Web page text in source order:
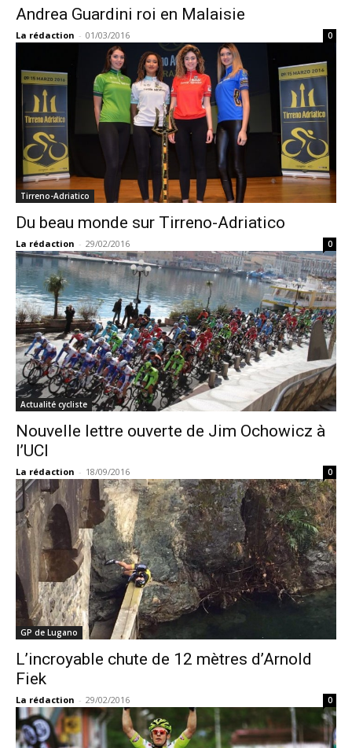
Andrea Guardini roi en Malaisie
La rédaction - 01/03/2016 0
Tirreno-Adriatico
Du beau monde sur Tirreno-Adriatico
La rédaction - 29/02/2016 0
Actualité cycliste
Nouvelle lettre ouverte de Jim Ochowicz à
l’UCI
La rédaction - 18/09/2016 0
GP de Lugano
L’incroyable chute de 12 mètres d’Arnold
Fiek
La rédaction - 29/02/2016 0